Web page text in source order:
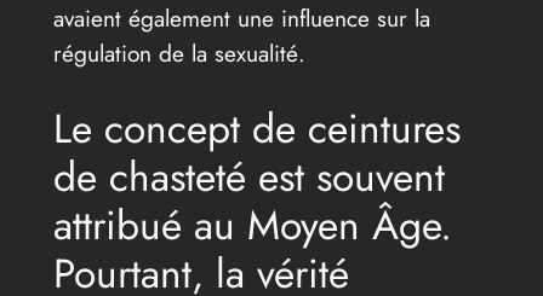
avaient également une influence sur la
régulation de la sexualité.
Le concept de ceintures
de chasteté est souvent
attribué au Moyen Âge.
Pourtant, la vérité